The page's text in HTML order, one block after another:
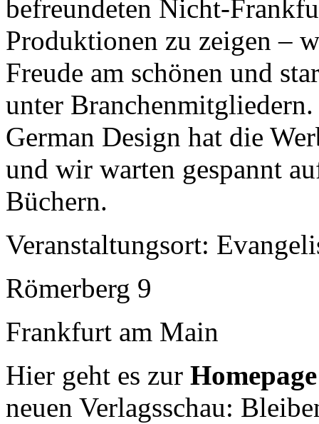
befreundeten Nicht-
Produktionen zu zeigen –
Freude am schönen und
unter
German Design hat die
und wir warten gespannt
Büchern.
Veranstaltungsort:
Römerberg 9
Frankfurt am Main
Hier geht es zur
neuen Verlagsschau: